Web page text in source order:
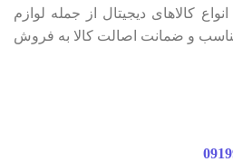
کالاهای دیجیتال از جمله لوازم
و ضمانت اصالت کالا به فروش